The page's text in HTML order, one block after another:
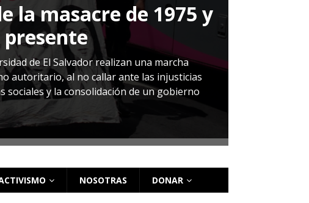
la masacre de 1975 y
de El Salvador realizan una marcha
autoritario, al no callar ante las injusticias
sociales y la consolidación de un gobierno
NOSOTRAS DONAR